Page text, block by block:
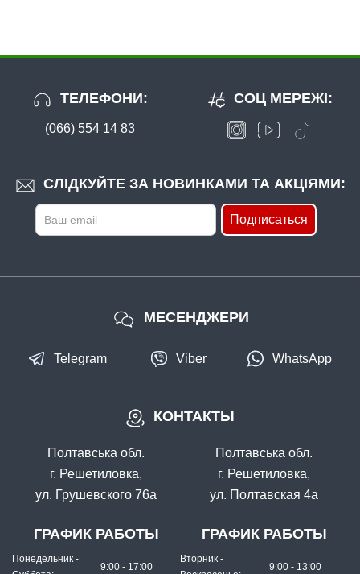
ТЕЛЕФОНИ:
(066) 554 14 83
СЛІДКУЙТЕ ЗА НОВИНКАМИ ТА АКЦІЯМИ:
Подписаться
СОЦ МЕРЕЖІ:
КОНТАКТЫ
Полтавська обл.
г. Решетиловка,
ул. Грушевского 76а
ГРАФИК РАБОТЫ
Понедельник -
9:00 - 17:00
Полтавська обл.
г. Решетиловка,
ул. Полтавская 4а
ГРАФИК РАБОТЫ
Вторник -
9:00 - 13:00
МЕСЕНДЖЕРИ
Telegram Viber WhatsApp